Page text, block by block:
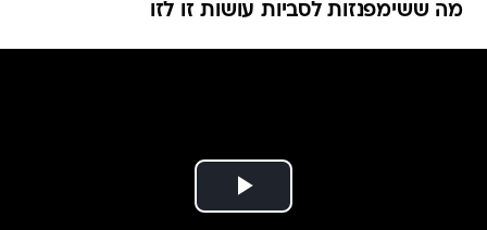
מה ששימפנזות לסביות עושות זו לזו